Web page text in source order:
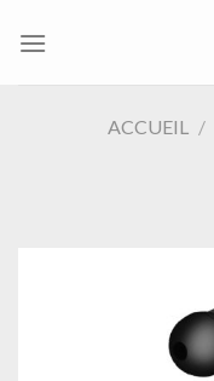
ACCUEIL /